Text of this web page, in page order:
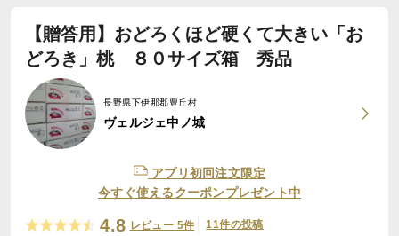
【贈答用】おどろくほど硬くて大きい「お
どろき」桃 ８０サイズ箱 秀品
長野県下伊那郡豊丘村
ヴェルジェ中ノ城
アプリ初回注文限定
今すぐ使えるクーポンプレゼント中
4.8 レビュー 5件 11件の投稿